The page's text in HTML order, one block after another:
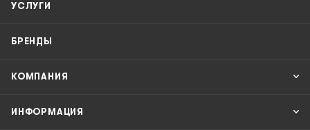
УСЛУГИ
БРЕНДЫ
КОМПАНИЯ
ИНФОРМАЦИЯ